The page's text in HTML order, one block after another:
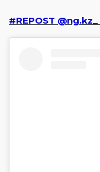
#REPOST @ng.kz_